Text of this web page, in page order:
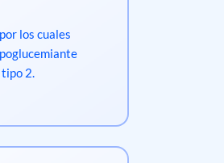
los cuales
2.